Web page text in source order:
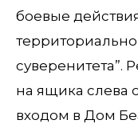
боевые
суверенитета”.
на ящика слева
входом в Дом